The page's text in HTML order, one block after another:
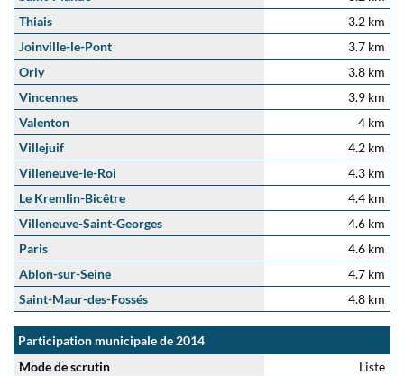
Thiais
3.2 km
Joinville-le-Pont
3.7 km
Orly
3.8 km
Vincennes
3.9 km
Valenton
4 km
Villejuif
4.2 km
Villeneuve-le-Roi
4.3 km
Le Kremlin-Bicêtre
4.4 km
Villeneuve-Saint-Georges
4.6 km
Paris
4.6 km
Ablon-sur-Seine
4.7 km
Saint-Maur-des-Fossés
4.8 km
Participation municipale de 2014
Mode de scrutin
Liste